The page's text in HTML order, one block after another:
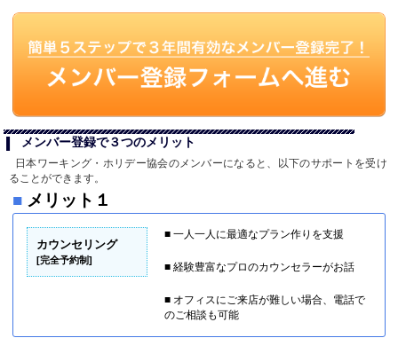
メンバー登録で３つのメリット
日本ワーキング・ホリデー協会のメンバーになると、以下のサポートを受け
ることができます。
■ メリット１
カウンセリング
[完全予約制]
■ 一人一人に最適なプラン作りを支援
■ 経験豊富なプロのカウンセラーがお話
■ オフィスにご来店が難しい場合、電話で
のご相談も可能